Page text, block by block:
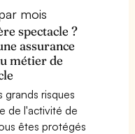
mois
spectacle ?
assurance
métier de
risques
de l'activité de
êtes protégés